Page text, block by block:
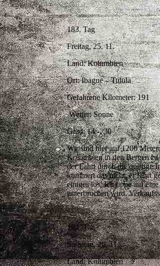
183. Tag
Freitag, 25. 11.
Land: Kolumbien
Ort: Ibague – Tulula
Gefahrene Kilometer: 191
Wetter: Sonne
Grad: 14 -, 30
Wir sind hier auf 1200
Kolumbien in den Bergen ist
der Fahrt durch die quirlige
kümmert das nicht, er fährt
einiges los. Ich tippe auf
unterbrochen wird.
184. Tag
Samstag, 26. 11.
Land: Kolumbien